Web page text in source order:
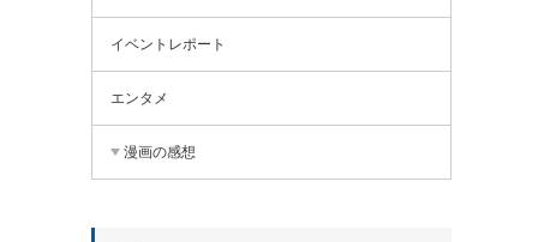
イベントレポート
エンタメ
漫画の感想